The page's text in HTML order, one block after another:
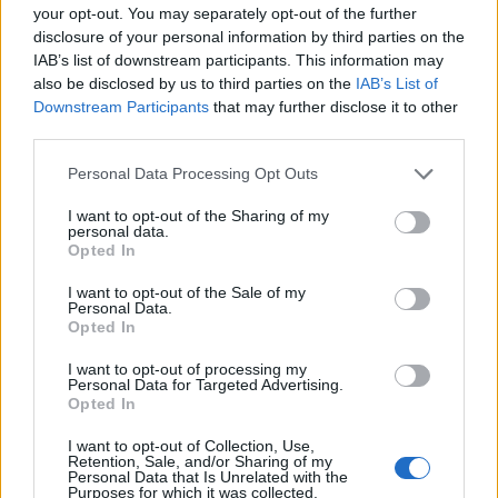
your opt-out. You may separately opt-out of the further
disclosure of your personal information by third parties on the
IAB’s list of downstream participants. This information may
also be disclosed by us to third parties on the IAB’s List of
Downstream Participants that may further disclose it to other
Personal Data Processing Opt Outs
I want to opt-out of the Sharing of my
personal data.
Opted In
I want to opt-out of the Sale of my
Personal Data.
Opted In
I want to opt-out of processing my
Personal Data for Targeted Advertising.
Opted In
I want to opt-out of Collection, Use,
Retention, Sale, and/or Sharing of my
Personal Data that Is Unrelated with the
Purposes for which it was collected.
Senaste foruminläggen
Jag tror att folk köper bil av helt fel
Senaste inlägget av Jesper328 för 1 timme sedan iOff topic
Bestyckningsfundering. Zenith INAT 35/40
förgasare
Senaste inlägget av
Motorteknik (Avancerad)
Volvo 740 med lh2.2 spridare öppnar hela
tiden på tändning.
Generell felsökning
ID 4 vs EX 40 ? 4 svar